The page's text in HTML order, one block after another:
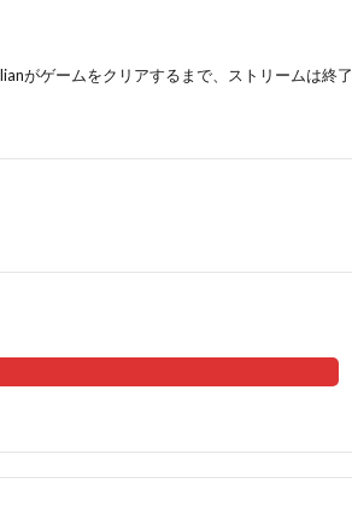
がゲームをクリアするまで、ストリームは終了